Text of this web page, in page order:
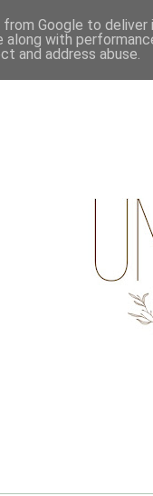
Google to
along with
and address abuse.